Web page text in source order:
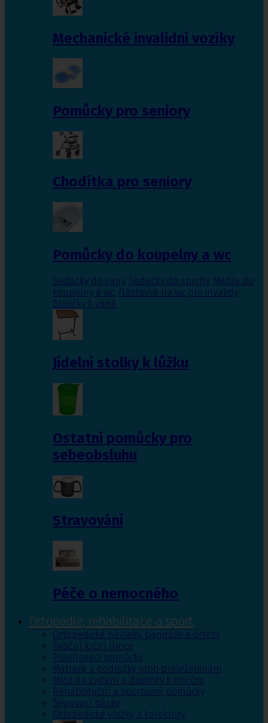
Mechanické invalidní vozíky
Pomůcky pro seniory
Chodítka pro seniory
Pomůcky do koupelny a wc
Sedačky do vany, Sedačky do sprchy, Madla do
koupelny a wc, Nástavce na wc pro invalidy,
Stoličky k vaně
Jídelní stolky k lůžku
Ostatní pomůcky pro
sebeobsluhu
Stravování
Péče o nemocného
Ortopedie, rehabilitace a sport
Ortopedické návleky, bandáže a ortézy
Fixační krční límce
Polohovací pomůcky
Matrace a podložky proti proleženinám
Míče na cvičení a doplňky k míčům
Rehabilitační a sportovní pomůcky
Tejpovací pásky
Ortopedické vložky a korektory